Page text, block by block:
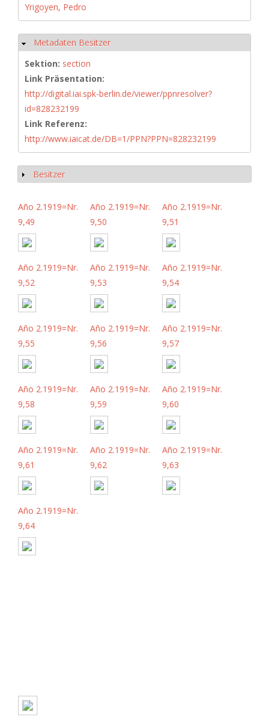
Yrigoyen, Pedro
Ausblenden
Metadaten Besitzer
Sektion: section
Link Präsentation:
http://digital.iai.spk-berlin.de/viewer/ppnresolver?
id=828232199
Link Referenz:
http://www.iaicat.de/DB=1/PPN?PPN=828232199
Anzeigen
Besitzer
Año 2.1919=Nr.
9,49
Año 2.1919=Nr.
9,50
Año 2.1919=Nr.
9,51
Año 2.1919=Nr.
9,52
Año 2.1919=Nr.
9,53
Año 2.1919=Nr.
9,54
Año 2.1919=Nr.
9,55
Año 2.1919=Nr.
9,56
Año 2.1919=Nr.
9,57
Año 2.1919=Nr.
9,58
Año 2.1919=Nr.
9,59
Año 2.1919=Nr.
9,60
Año 2.1919=Nr.
9,61
Año 2.1919=Nr.
9,62
Año 2.1919=Nr.
9,63
Año 2.1919=Nr.
9,64